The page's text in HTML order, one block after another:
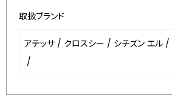
取扱ブランド
アテッサ / クロスシー / シチズン エル /
/